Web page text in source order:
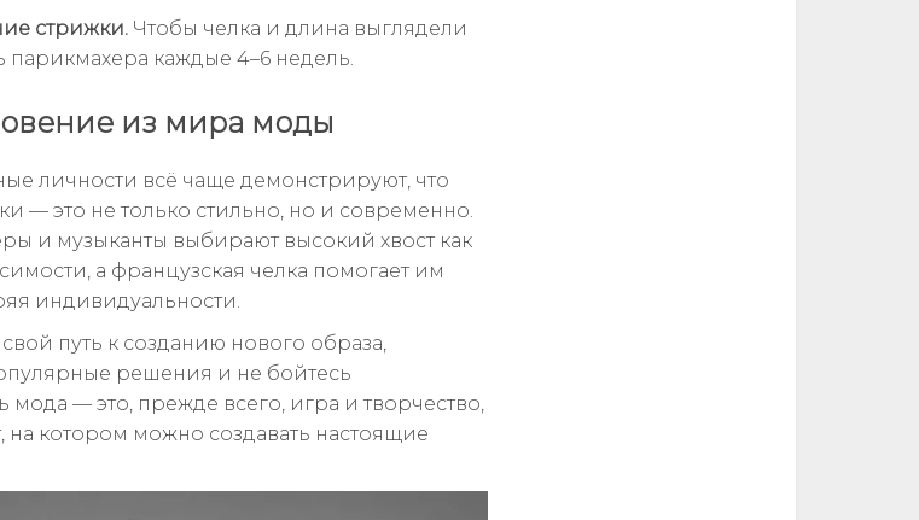
стрижки. Чтобы челка и длина выглядели
каждые 4–6 недель.
из мира моды
личности всё чаще демонстрируют, что
— это не только стильно, но и современно.
и музыканты выбирают высокий хвост как
а французская челка помогает им
индивидуальности.
путь к созданию нового образа,
решения и не бойтесь
мода — это, прежде всего, игра и творчество,
на котором можно создавать настоящие